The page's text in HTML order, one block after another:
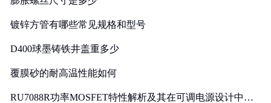
镀锌方管有哪些常见规格和型号
D400球墨铸铁井盖重多少
覆膜砂的耐高温性能如何
RU7088R功率MOSFET特性解析及其在可调电源设计中的